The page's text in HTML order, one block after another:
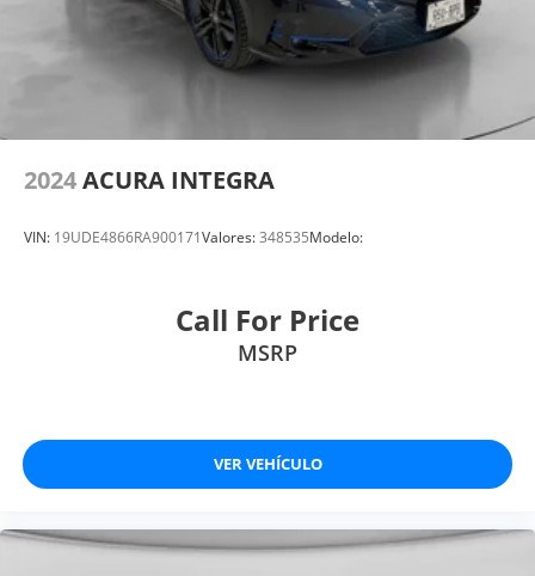
2024ACURA INTEGRA
VIN: 19UDE4866RA900171Valores:348535Modelo:
Call For Price
MSRP
VER VEHÍCULO